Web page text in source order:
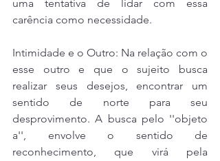
uma tentativa de lidar com essa
carência como necessidade.
Intimidade e o Outro: Na relação com o
esse outro e que o sujeito busca
realizar seus desejos, encontrar um
sentido de norte para seu
desprovimento. A busca pelo ''objeto
a'', envolve o sentido de
reconhecimento, que virá pela